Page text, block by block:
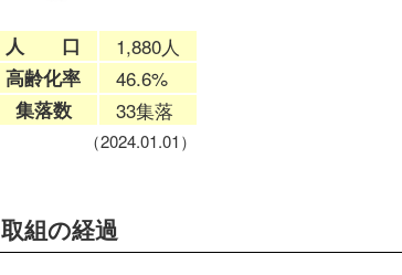
人 口 1,880人
高齢化率 46.6%
集落数 33集落
（2024.01.01）
取組の経過